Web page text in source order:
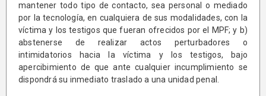
mantener todo tipo de contacto, sea personal o mediado
por la tecnología, en cualquiera de sus modalidades, con la
víctima y los testigos que fueran ofrecidos por el MPF; y b)
abstenerse de realizar actos perturbadores o
intimidatorios hacia la víctima y los testigos, bajo
apercibimiento de que ante cualquier incumplimiento se
dispondrá su inmediato traslado a una unidad penal.